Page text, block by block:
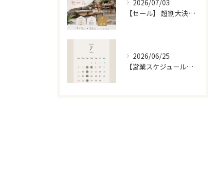
2026/07/03
【セール】 超割大決算セール [7/4 〜 7/31]
2026/06/25
【営業スケジュール】7月カレンダー